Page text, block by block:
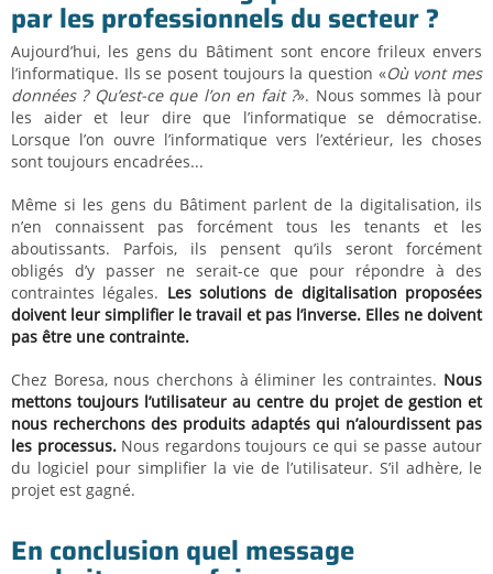
par les professionnels du secteur ?
Aujourd’hui, les gens du Bâtiment sont encore frileux envers
l’informatique. Ils se posent toujours la question «Où vont mes
données ? Qu’est-ce que l’on en fait ?». Nous sommes là pour
les aider et leur dire que l’informatique se démocratise.
Lorsque l’on ouvre l’informatique vers l’extérieur, les choses
sont toujours encadrées...
Même si les gens du Bâtiment parlent de la digitalisation, ils
n’en connaissent pas forcément tous les tenants et les
aboutissants. Parfois, ils pensent qu’ils seront forcément
obligés d’y passer ne serait-ce que pour répondre à des
contraintes légales. Les solutions de digitalisation proposées
doivent leur simplifier le travail et pas l’inverse. Elles ne doivent
pas être une contrainte.
Chez Boresa, nous cherchons à éliminer les contraintes. Nous
mettons toujours l’utilisateur au centre du projet de gestion et
nous recherchons des produits adaptés qui n’alourdissent pas
les processus.Nous regardons toujours ce qui se passe autour
du logiciel pour simplifier la vie de l’utilisateur. S’il adhère, le
projet est gagné.
En conclusion quel message